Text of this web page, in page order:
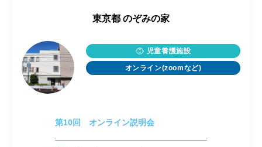
東京都 のぞみの家
児童養護施設
オンライン(zoomなど)
第10回 オンライン説明会